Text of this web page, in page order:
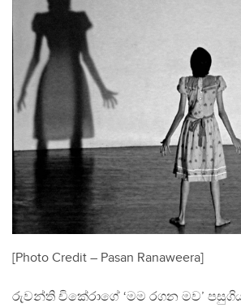
[Photo Credit – Pasan Ranaweera]
රුවන්ති චිකේරාගේ ‘මම රගන මව’